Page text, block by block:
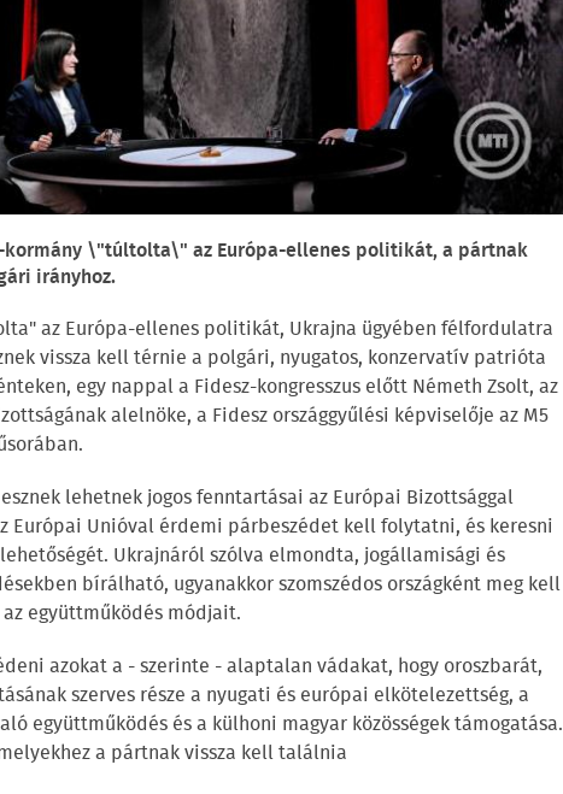
kormány \"túltolta\" az Európa-ellenes politikát, a pártnak
irányhoz.
az Európa-ellenes politikát, Ukrajna ügyében félfordulatra
vissza kell térnie a polgári, nyugatos, konzervatív patrióta
egy nappal a Fidesz-kongresszus előtt Németh Zsolt, az
alelnöke, a Fidesz országgyűlési képviselője az M5
lehetnek jogos fenntartásai az Európai Bizottsággal
Európai Unióval érdemi párbeszédet kell folytatni, és keresni
Ukrajnáról szólva elmondta, jogállamisági és
bírálható, ugyanakkor szomszédos országként meg kell
együttműködés módjait.
azokat a - szerinte - alaptalan vádakat, hogy oroszbarát,
szerves része a nyugati és európai elkötelezettség, a
együttműködés és a külhoni magyar közösségek támogatása.
a pártnak vissza kell találnia